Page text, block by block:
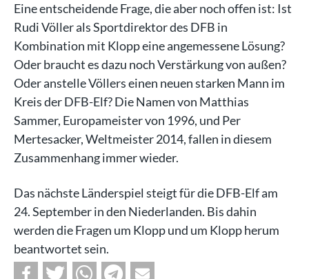
Eine entscheidende Frage, die aber noch offen ist: Ist
Rudi Völler als Sportdirektor des DFB in
Kombination mit Klopp eine angemessene Lösung?
Oder braucht es dazu noch Verstärkung von außen?
Oder anstelle Völlers einen neuen starken Mann im
Kreis der DFB-Elf? Die Namen von Matthias
Sammer, Europameister von 1996, und Per
Mertesacker, Weltmeister 2014, fallen in diesem
Zusammenhang immer wieder.
Das nächste Länderspiel steigt für die DFB-Elf am
24. September in den Niederlanden. Bis dahin
werden die Fragen um Klopp und um Klopp herum
beantwortet sein.